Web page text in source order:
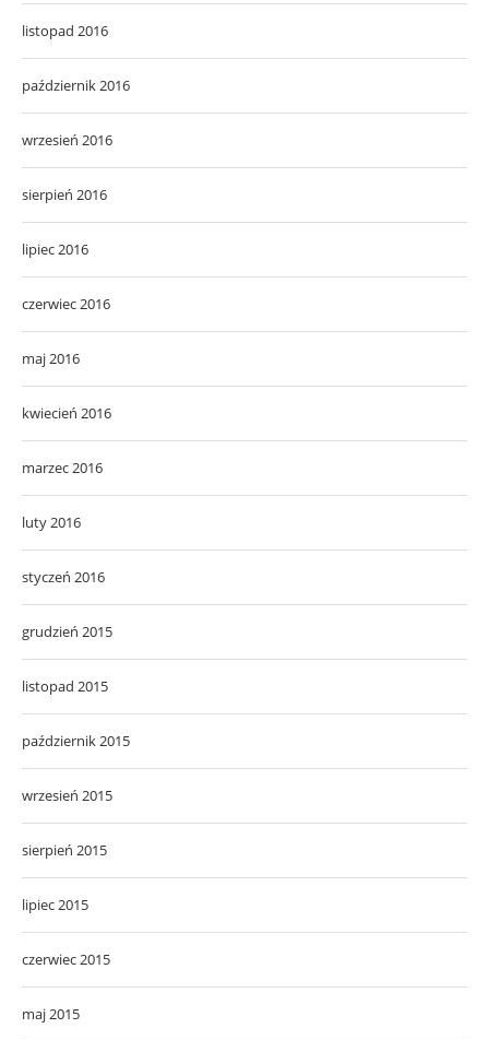
listopad 2016
październik 2016
wrzesień 2016
sierpień 2016
lipiec 2016
czerwiec 2016
maj 2016
kwiecień 2016
marzec 2016
luty 2016
styczeń 2016
grudzień 2015
listopad 2015
październik 2015
wrzesień 2015
sierpień 2015
lipiec 2015
czerwiec 2015
maj 2015